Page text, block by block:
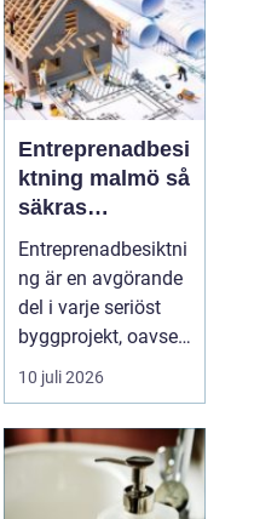
Entreprenadbesi
ktning malmö så
säkras
kvaliteten i
byggprojekt
Entreprenadbesiktni
ng är en avgörande
del i varje seriöst
byggprojekt, oavsett
om det handlar om
en ...
10 juli 2026